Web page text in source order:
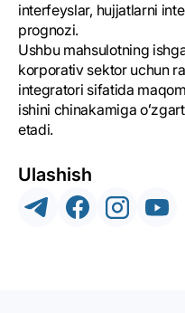
interfeyslar, hujjatlarni
prognozi.
Ushbu mahsulotning
korporativ sektor uchun
integratori sifatida
ishini chinakamiga
etadi.
Ulashish